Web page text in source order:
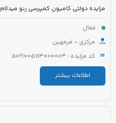
مزایده دولتی کامیون کمپرسی رنو میدلام
فعال
مرکزی - فرمهین
کد مزایده : 5021005713000003
اطلاعات بیشتر